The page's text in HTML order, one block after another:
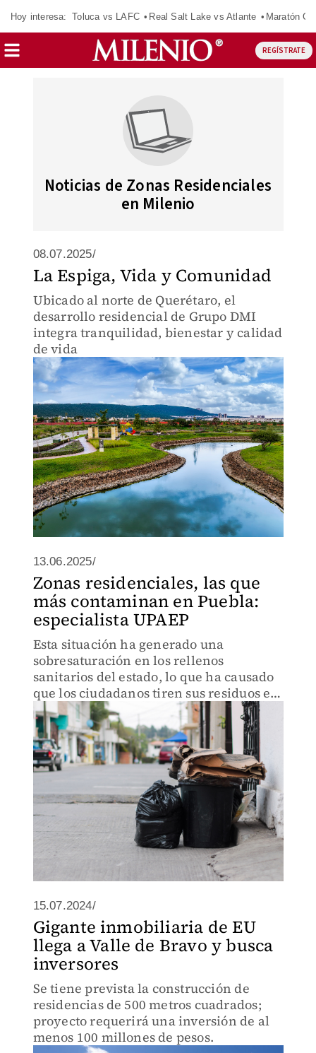
Hoy interesa: Toluca vs LAFC Real Salt Lake vs Atlante Maratón
REGÍSTRATE
Noticias de Zonas Residenciales
en Milenio
08.07.2025/
La Espiga, Vida y Comunidad
Ubicado al norte de Querétaro, el
desarrollo residencial de Grupo DMI
integra tranquilidad, bienestar y calidad
de vida
13.06.2025/
Zonas residenciales, las que
más contaminan en Puebla:
especialista UPAEP
Esta situación ha generado una
sobresaturación en los rellenos
sanitarios del estado, lo que ha causado
que los ciudadanos tiren sus residuos en
ríos, barrancas o que terrenos
abandonados.
15.07.2024/
Gigante inmobiliaria de EU
llega a Valle de Bravo y busca
inversores
Se tiene prevista la construcción de
residencias de 500 metros cuadrados;
proyecto requerirá una inversión de al
menos 100 millones de pesos.